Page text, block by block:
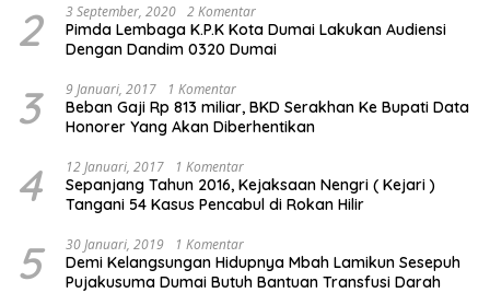
2 3 September, 2020 2 Komentar
Pimda Lembaga K.P.K Kota Dumai Lakukan Audiensi
Dengan Dandim 0320 Dumai
3 9 Januari, 2017 1 Komentar
Beban Gaji Rp 813 miliar, BKD Serakhan Ke Bupati Data
Honorer Yang Akan Diberhentikan
4 12 Januari, 2017 1 Komentar
Sepanjang Tahun 2016, Kejaksaan Nengri ( Kejari )
Tangani 54 Kasus Pencabul di Rokan Hilir
5 30 Januari, 2019 1 Komentar
Demi Kelangsungan Hidupnya Mbah Lamikun Sesepuh
Pujakusuma Dumai Butuh Bantuan Transfusi Darah